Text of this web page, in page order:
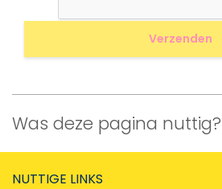
Was deze pagina nuttig?
NUTTIGE LINKS